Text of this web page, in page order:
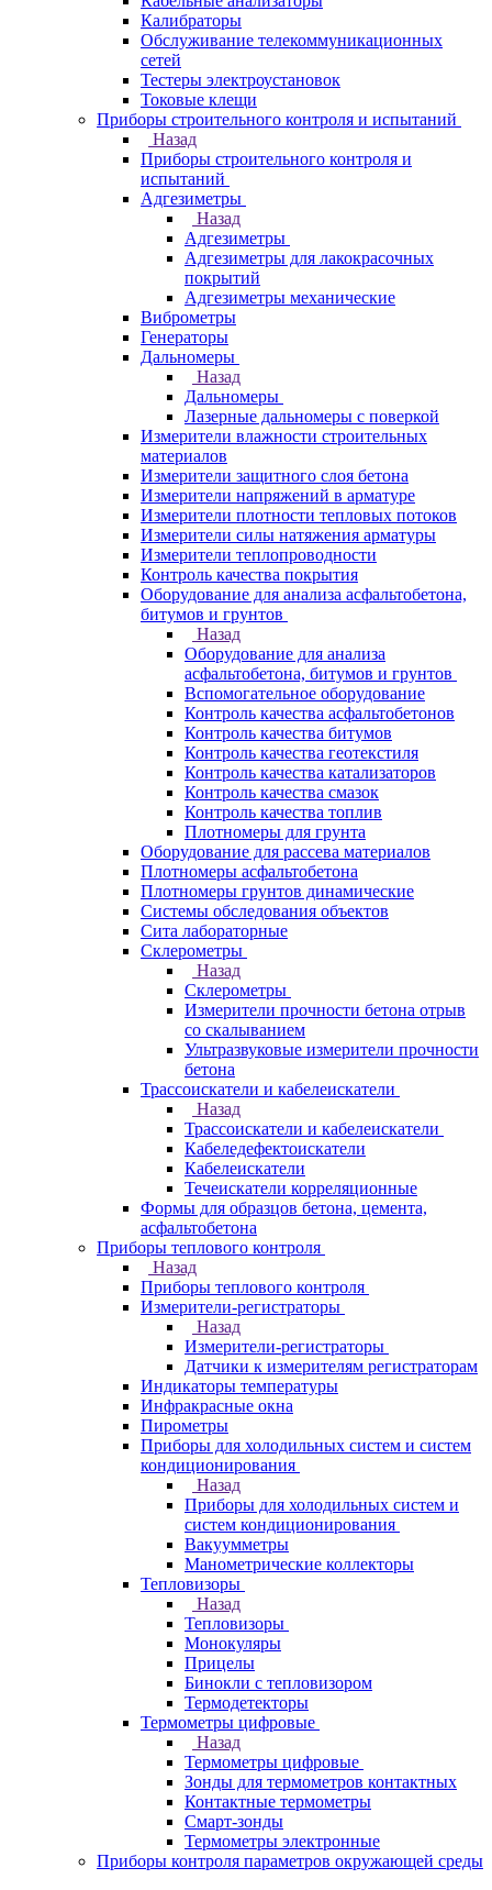
Калибраторы
Обслуживание телекоммуникационных
сетей
Тестеры электроустановок
Токовые клещи
Приборы строительного контроля и испытаний
Назад
Приборы строительного контроля и
испытаний
Адгезиметры
Назад
Адгезиметры
Адгезиметры для лакокрасочных
покрытий
Адгезиметры механические
Виброметры
Генераторы
Дальномеры
Назад
Дальномеры
Лазерные дальномеры с поверкой
Измерители влажности строительных
материалов
Измерители защитного слоя бетона
Измерители напряжений в арматуре
Измерители плотности тепловых потоков
Измерители силы натяжения арматуры
Измерители теплопроводности
Контроль качества покрытия
Оборудование для анализа асфальтобетона,
битумов и грунтов
Назад
Оборудование для анализа
асфальтобетона, битумов и грунтов
Вспомогательное оборудование
Контроль качества асфальтобетонов
Контроль качества битумов
Контроль качества геотекстиля
Контроль качества катализаторов
Контроль качества смазок
Контроль качества топлив
Плотномеры для грунта
Оборудование для рассева материалов
Плотномеры асфальтобетона
Плотномеры грунтов динамические
Системы обследования объектов
Сита лабораторные
Склерометры
Назад
Склерометры
Измерители прочности бетона отрыв
со скалыванием
Ультразвуковые измерители прочности
бетона
Трассоискатели и кабелеискатели
Назад
Трассоискатели и кабелеискатели
Кабеледефектоискатели
Кабелеискатели
Течеискатели корреляционные
Формы для образцов бетона, цемента,
асфальтобетона
Приборы теплового контроля
Назад
Приборы теплового контроля
Измерители-регистраторы
Назад
Измерители-регистраторы
Датчики к измерителям регистраторам
Индикаторы температуры
Инфракрасные окна
Пирометры
Приборы для холодильных систем и систем
кондиционирования
Назад
Приборы для холодильных систем и
систем кондиционирования
Вакуумметры
Манометрические коллекторы
Тепловизоры
Назад
Тепловизоры
Монокуляры
Прицелы
Бинокли с тепловизором
Термодетекторы
Термометры цифровые
Назад
Термометры цифровые
Зонды для термометров контактных
Контактные термометры
Смарт-зонды
Термометры электронные
Приборы контроля параметров окружающей среды